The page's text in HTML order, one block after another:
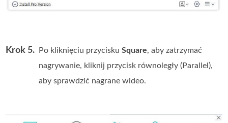
Krok 5. Po kliknięciu przyciskuSquare, aby zatrzymać
nagrywanie, kliknij przycisk równoległy (Parallel),
aby sprawdzić nagrane wideo.